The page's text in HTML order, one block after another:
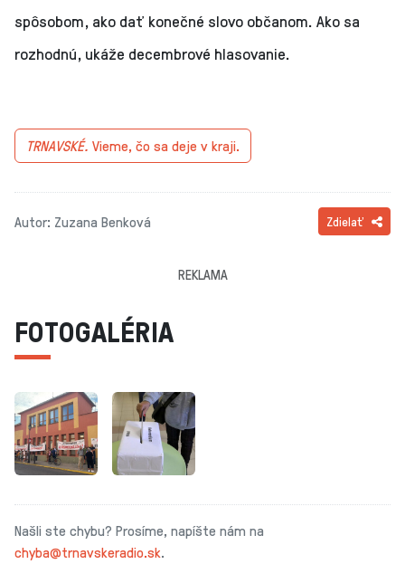
spôsobom, ako dať konečné slovo občanom. Ako sa
rozhodnú, ukáže decembrové hlasovanie.
TRNAVSKÉ. Vieme, čo sa deje v kraji.
Autor: Zuzana Benková Zdielať
REKLAMA
FOTOGALÉRIA
Našli ste chybu? Prosíme, napíšte nám na
chyba@trnavskeradio.sk.